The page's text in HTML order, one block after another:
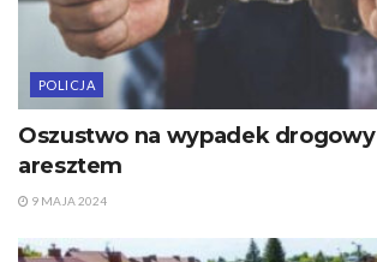
POLICJA
Oszustwo na wypadek
aresztem
9 MAJA 2024